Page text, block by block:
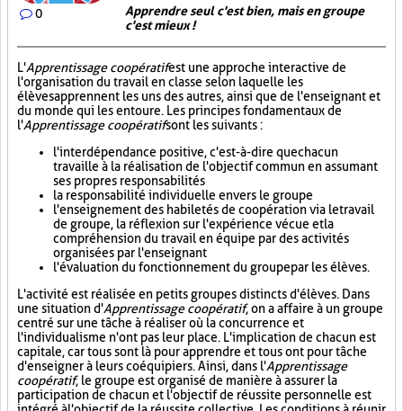
0
Apprendre seul c'est bien, mais en groupe
c'est mieux !
L'Apprentissage coopératifest une approche interactive de
l'organisation du travail en classe selon laquelle les
élèves apprennent les uns des autres, ainsi que de l'enseignant et
du monde qui les entoure. Les principes fondamentaux de
l'Apprentissage coopératifsont les suivants :
l'interdépendance positive, c'est-à-dire que chacun
travaille à la réalisation de l'objectif commun en assumant
ses propres responsabilités
la responsabilité individuelle envers le groupe
l'enseignement des habiletés de coopération via le travail
de groupe, la réflexion sur l'expérience vécue et la
compréhension du travail en équipe par des activités
organisées par l'enseignant
l'évaluation du fonctionnement du groupe par les élèves.
L'activité est réalisée en petits groupes distincts d'élèves. Dans
une situation d'Apprentissage coopératif, on a affaire à un groupe
centré sur une tâche à réaliser où la concurrence et
l'individualisme n'ont pas leur place. L'implication de chacun est
capitale, car tous sont là pour apprendre et tous ont pour tâche
d'enseigner à leurs coéquipiers. Ainsi, dans l'Apprentissage
coopératif, le groupe est organisé de manière à assurer la
participation de chacun et l'objectif de réussite personnelle est